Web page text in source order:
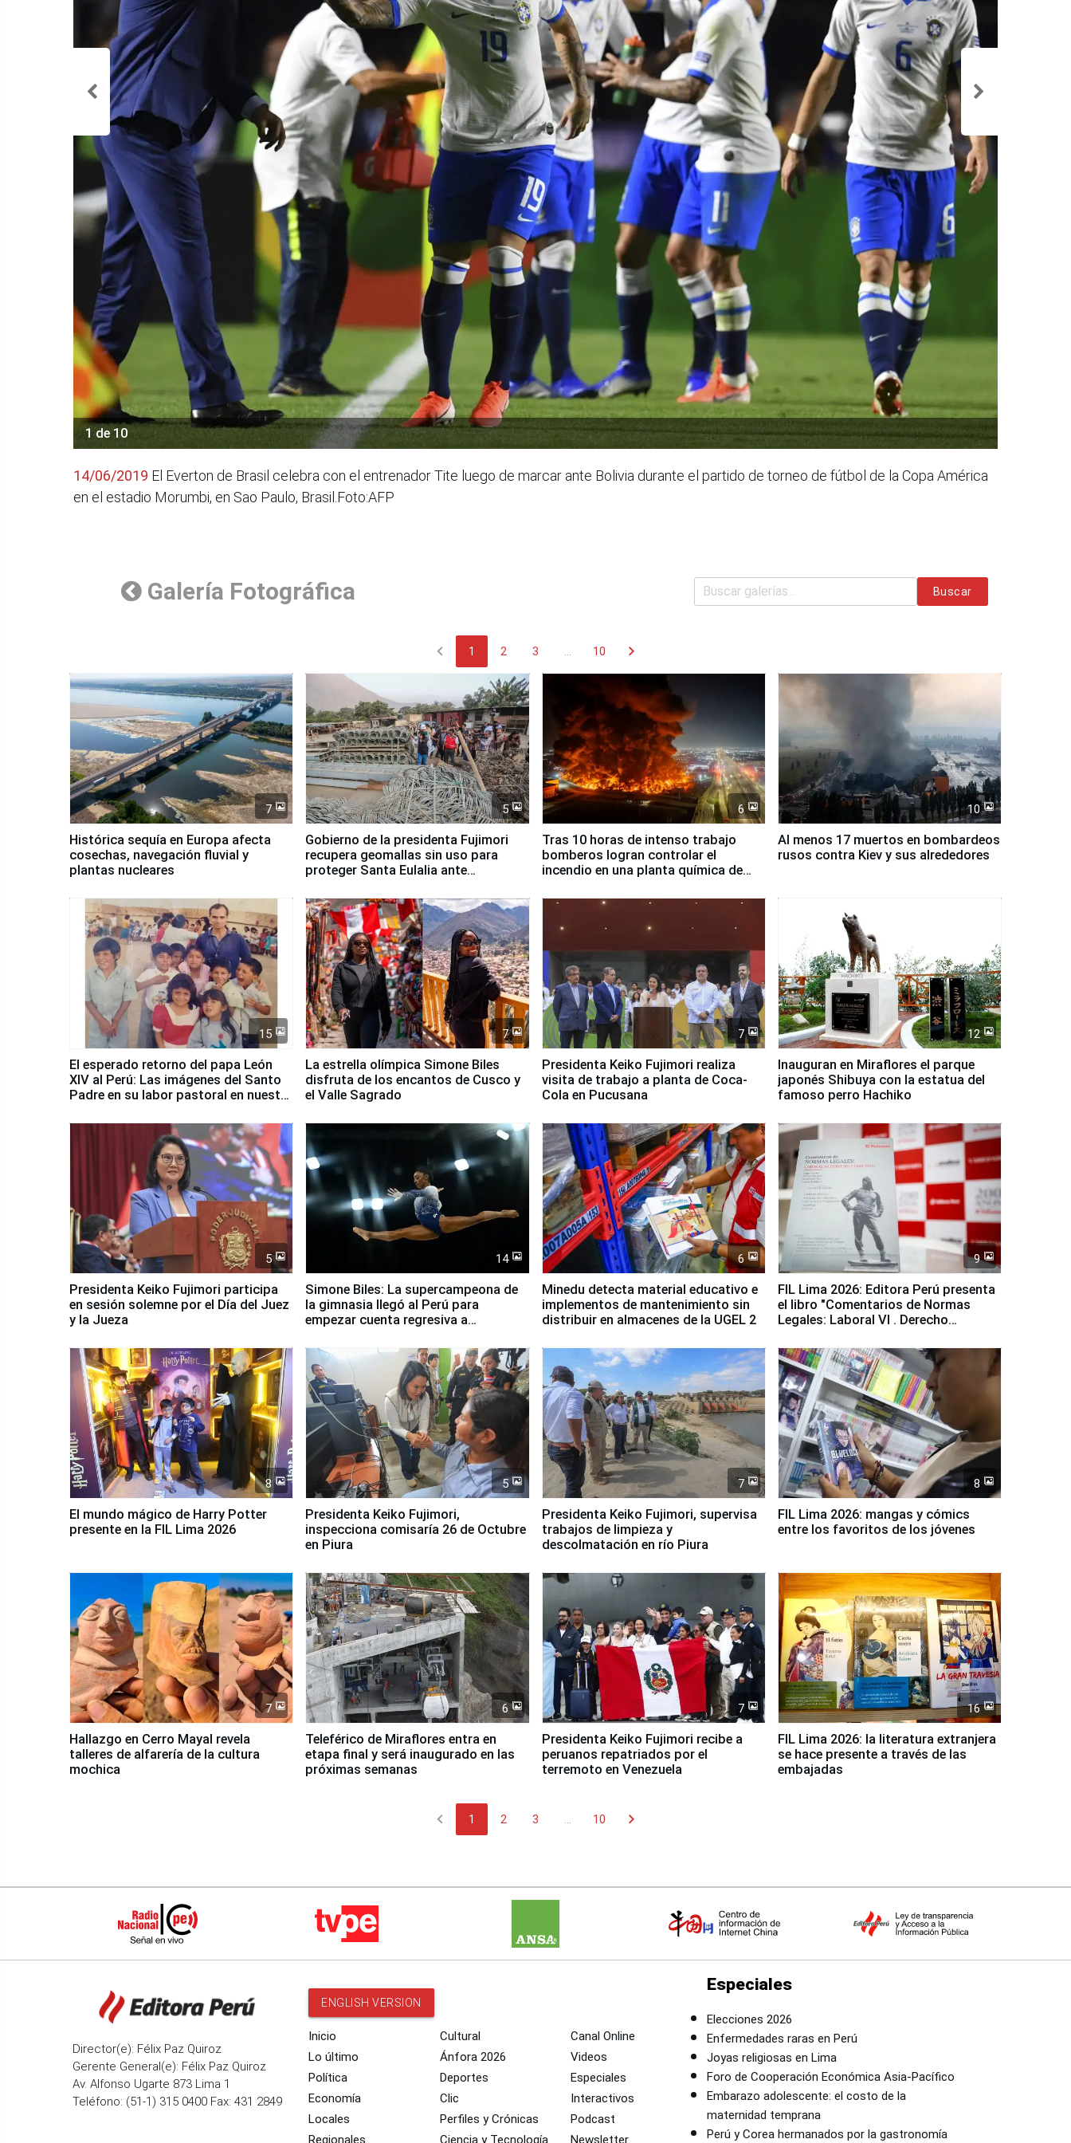
1 de 10
14/06/2019 El Everton de Brasil celebra con el entrenador Tite luego de marcar ante Bolivia durante el partido de torneo de fútbol de la Copa América
en el estadio Morumbi, en Sao Paulo, Brasil.Foto:AFP
Galería Fotográfica Buscar
chevron_left 1 2 3 10 chevron_right
7
Histórica sequía en Europa afecta
cosechas, navegación fluvial y
plantas nucleares
5
Gobierno de la presidenta Fujimori
recupera geomallas sin uso para
proteger Santa Eulalia ante
6
Tras 10 horas de intenso trabajo
bomberos logran controlar el
incendio en una planta química de
10
Al menos 17 muertos en bombardeos
rusos contra Kiev y sus alrededores
15
El esperado retorno del papa León
XIV al Perú: Las imágenes del Santo
Padre en su labor pastoral en nuestro
7
La estrella olímpica Simone Biles
disfruta de los encantos de Cusco y
el Valle Sagrado
7
Presidenta Keiko Fujimori realiza
visita de trabajo a planta de Coca-
Cola en Pucusana
12
Inauguran en Miraflores el parque
japonés Shibuya con la estatua del
famoso perro Hachiko
5
Presidenta Keiko Fujimori participa
en sesión solemne por el Día del Juez
y la Jueza
14
Simone Biles: La supercampeona de
la gimnasia llegó al Perú para
empezar cuenta regresiva a
6
Minedu detecta material educativo e
implementos de mantenimiento sin
distribuir en almacenes de la UGEL 2
9
FIL Lima 2026: Editora Perú presenta
el libro "Comentarios de Normas
Legales: Laboral Vl . Derecho
8
El mundo mágico de Harry Potter
presente en la FIL Lima 2026
5
Presidenta Keiko Fujimori,
inspecciona comisaría 26 de Octubre
en Piura
7
Presidenta Keiko Fujimori, supervisa
trabajos de limpieza y
descolmatación en río Piura
8
FIL Lima 2026: mangas y cómics
entre los favoritos de los jóvenes
7
Hallazgo en Cerro Mayal revela
talleres de alfarería de la cultura
mochica
6
Teleférico de Miraflores entra en
etapa final y será inaugurado en las
próximas semanas
7
Presidenta Keiko Fujimori recibe a
peruanos repatriados por el
terremoto en Venezuela
16
FIL Lima 2026: la literatura extranjera
se hace presente a través de las
embajadas
chevron_left 1 2 3 10 chevron_right
Director(e): Félix Paz Quiroz
Gerente General(e): Félix Paz Quiroz
Av. Alfonso Ugarte 873 Lima 1
Teléfono: (51-1) 315 0400 Fax: 431 2849
ENGLISH VERSION
Inicio
Lo último
Política
Economía
Locales
Regionales
Cultural
Ánfora 2026
Deportes
Clic
Perfiles y Crónicas
Ciencia y Tecnología
Canal Online
Videos
Especiales
Interactivos
Podcast
Newsletter
Especiales
Elecciones 2026
Enfermedades raras en Perú
Joyas religiosas en Lima
Foro de Cooperación Económica Asia-Pacífico
Embarazo adolescente: el costo de la
maternidad temprana
Perú y Corea hermanados por la gastronomía